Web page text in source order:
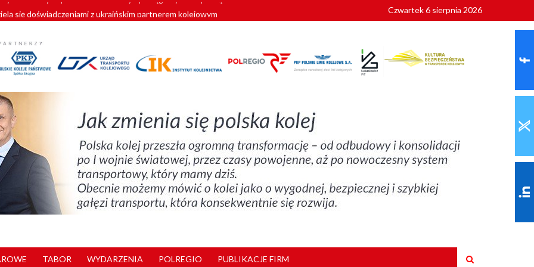
się doświadczeniami z ukraińskim partnerem kolejowym
Vectrony na 230 km/h
pociągi od PESA. Sześć nowoczesnych ELF-ów wyjedzie na tory w 2029 roku
180 nowych pracowników drużyn pociągowych od początku roku
Czwartek 6 sierpnia 2026
TABOR WYDARZENIA POLREGIO PUBLIKACJE FIRM